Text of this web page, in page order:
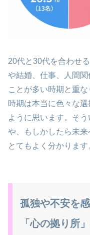
20代と30代を合わせ
や結婚、仕事、人間
ことが多い時期と重
時期は本当に色々な
ように思います。そ
や、もしかしたら未来
とてもよく分かります
孤独や不安を
「心の拠り所